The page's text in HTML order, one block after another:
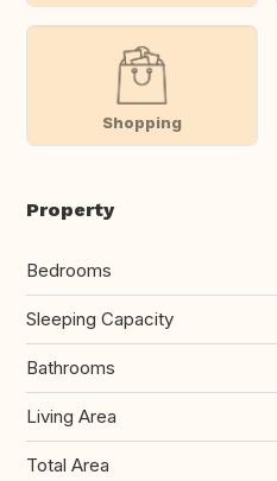
Shopping
Property
Bedrooms
Sleeping Capacity
Bathrooms
Living Area
Total Area